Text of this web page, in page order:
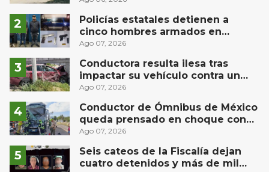
Policías estatales detienen a
cinco hombres armados en
Puebla capital
Ago 07, 2026
Conductora resulta ilesa tras
impactar su vehículo contra un
muro en Huimilpan
Ago 07, 2026
Conductor de Ómnibus de México
queda prensado en choque con
materialista en San Juan del Río
Ago 07, 2026
Seis cateos de la Fiscalía dejan
cuatro detenidos y más de mil